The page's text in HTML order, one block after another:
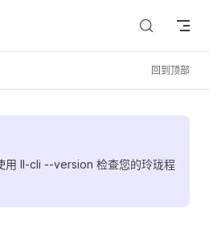
回到顶部
用 ll-cli --version 检查您的玲珑程